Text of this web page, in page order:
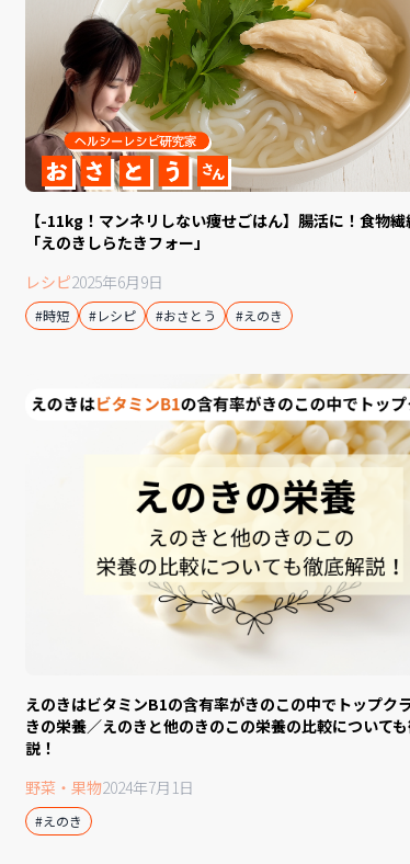
【-11kg！マンネリしない痩せごはん】腸活に！食物繊
「えのきしらたきフォー」
レシピ2025年6月9日
#時短 #レシピ #おさとう #えのき
えのきはビタミンB1の含有率がきのこの中でトップク
きの栄養／えのきと他のきのこの栄養の比較について
説！
野菜・果物2024年7月1日
#えのき